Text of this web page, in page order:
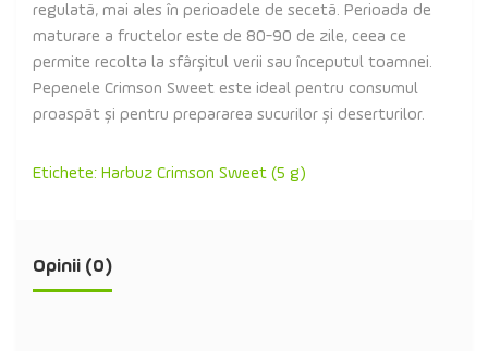
regulată, mai ales în perioadele de secetă. Perioada de
maturare a fructelor este de 80-90 de zile, ceea ce
permite recolta la sfârșitul verii sau începutul toamnei.
Pepenele Crimson Sweet este ideal pentru consumul
proaspăt și pentru prepararea sucurilor și deserturilor.
Etichete: Harbuz Crimson Sweet (5 g)
Opinii (0)